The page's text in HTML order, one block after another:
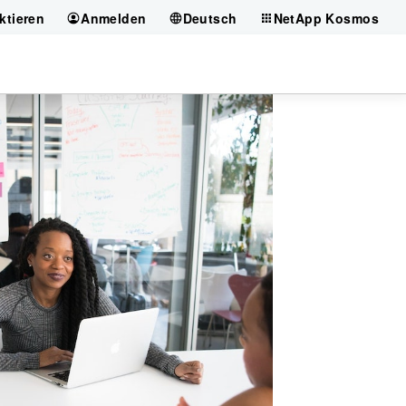
Anmelden Deutsch NetApp Kosmos